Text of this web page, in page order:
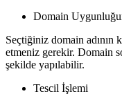
Domain
Seçtiğiniz domain adının
etmeniz gerekir. Domain
şekilde yapılabilir.
Tescil İşlemi